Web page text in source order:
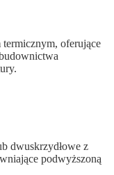
oferujące
dwuskrzydłowe z
podwyższoną